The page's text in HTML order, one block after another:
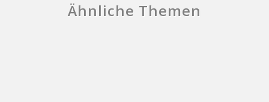
Ähnliche Themen